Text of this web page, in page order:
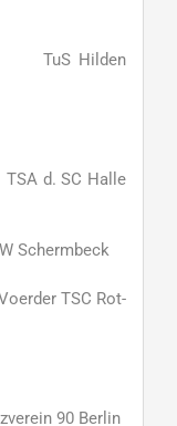
Hilden
Halle
TSC Rot-
90 Berlin